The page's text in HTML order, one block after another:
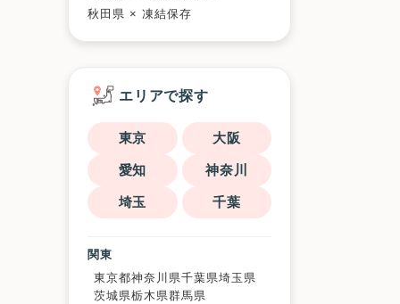
秋田県 × 凍結保存
エリアで探す
東京 大阪
愛知 神奈川
埼玉 千葉
関東
東京都神奈川県千葉県埼玉県
茨城県栃木県群馬県